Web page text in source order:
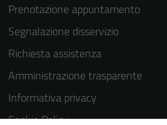
Prenotazione appuntamento
Segnalazione disservizio
Richiesta assistenza
Amministrazione trasparente
Informativa privacy
Cookie Policy